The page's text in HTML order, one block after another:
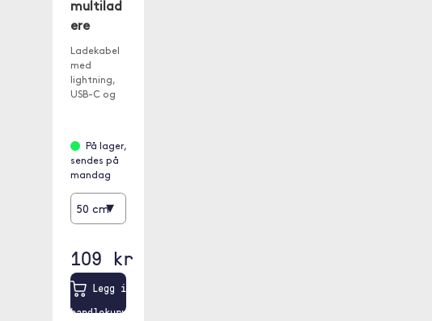
multilad
ere
Ladekabel
med
lightning,
USB-C og
På lager,
sendes på
mandag
50 cm▾
109 kr
Legg i
handlekurven